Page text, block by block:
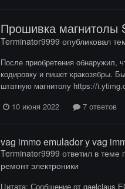
Прошивка магнитолы
Terminator9999 опубликовал
После приобретения обнаружил,
кодировку и пишет кракозябры.
штатную магнитолу https://
10 июня 2022
7 ответов
vag immo emulador y vag
Terminator9999 ответил в теме
ремонт электроники
Цитата: Сообщение от gaelclaus